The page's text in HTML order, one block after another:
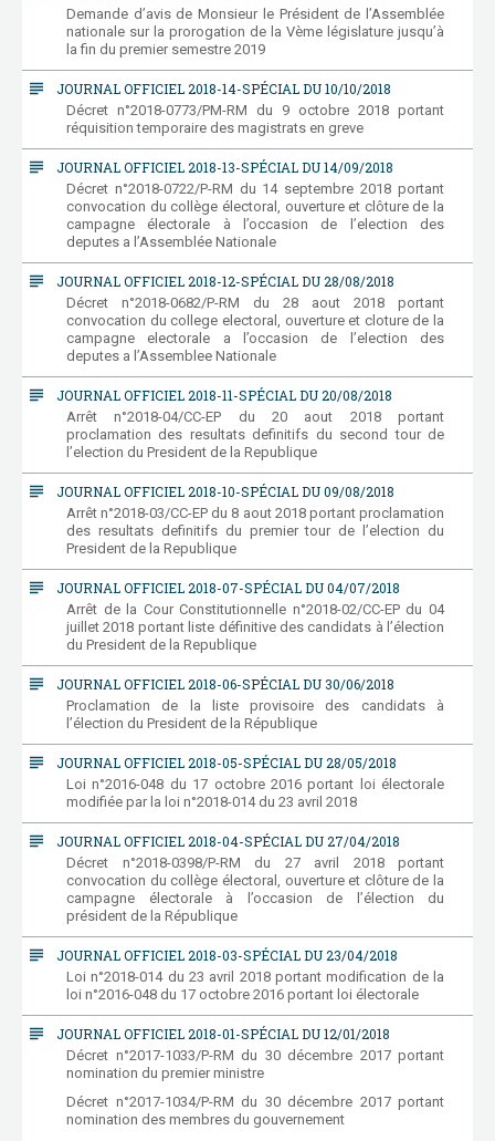
Demande d’avis de Monsieur le Président de l’Assemblée
nationale sur la prorogation de la Vème législature jusqu’à
la fin du premier semestre 2019
subject JOURNAL OFFICIEL 2018-14-SPÉCIAL DU 10/10/2018
Décret n°2018-0773/PM-RM du 9 octobre 2018 portant
réquisition temporaire des magistrats en greve
subject JOURNAL OFFICIEL 2018-13-SPÉCIAL DU 14/09/2018
Décret n°2018-0722/P-RM du 14 septembre 2018 portant
convocation du collège électoral, ouverture et clôture de la
campagne électorale à l’occasion de l’election des
deputes a l’Assemblée Nationale
subject JOURNAL OFFICIEL 2018-12-SPÉCIAL DU 28/08/2018
Décret n°2018-0682/P-RM du 28 aout 2018 portant
convocation du college electoral, ouverture et cloture de la
campagne electorale a l’occasion de l’election des
deputes a l’Assemblee Nationale
subject JOURNAL OFFICIEL 2018-11-SPÉCIAL DU 20/08/2018
Arrêt n°2018-04/CC-EP du 20 aout 2018 portant
proclamation des resultats definitifs du second tour de
l’election du President de la Republique
subject JOURNAL OFFICIEL 2018-10-SPÉCIAL DU 09/08/2018
Arrêt n°2018-03/CC-EP du 8 aout 2018 portant proclamation
des resultats definitifs du premier tour de l’election du
President de la Republique
subject JOURNAL OFFICIEL 2018-07-SPÉCIAL DU 04/07/2018
Arrêt de la Cour Constitutionnelle n°2018-02/CC-EP du 04
juillet 2018 portant liste définitive des candidats à l’élection
du President de la Republique
subject JOURNAL OFFICIEL 2018-06-SPÉCIAL DU 30/06/2018
Proclamation de la liste provisoire des candidats à
l’élection du President de la République
subject JOURNAL OFFICIEL 2018-05-SPÉCIAL DU 28/05/2018
Loi n°2016-048 du 17 octobre 2016 portant loi électorale
modifiée par la loi n°2018-014 du 23 avril 2018
subject JOURNAL OFFICIEL 2018-04-SPÉCIAL DU 27/04/2018
Décret n°2018-0398/P-RM du 27 avril 2018 portant
convocation du collège électoral, ouverture et clôture de la
campagne électorale à l’occasion de l’élection du
président de la République
subject JOURNAL OFFICIEL 2018-03-SPÉCIAL DU 23/04/2018
Loi n°2018-014 du 23 avril 2018 portant modification de la
loi n°2016-048 du 17 octobre 2016 portant loi électorale
subject JOURNAL OFFICIEL 2018-01-SPÉCIAL DU 12/01/2018
Décret n°2017-1033/P-RM du 30 décembre 2017 portant
nomination du premier ministre
Décret n°2017-1034/P-RM du 30 décembre 2017 portant
nomination des membres du gouvernement